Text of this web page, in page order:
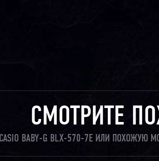
СМОТРИТЕ
BABY-G BLX-570-7E ИЛИ ПОХОЖУЮ